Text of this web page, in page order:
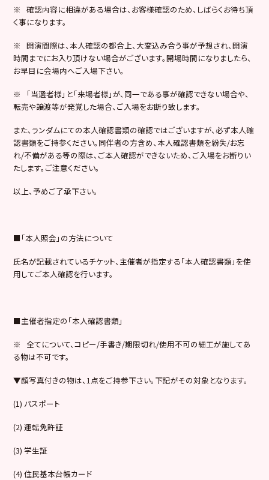
※ 確認内容に相違がある場合は、お客様確認のため、しばらくお待ち頂
く事になります。
※ 開演間際は、本人確認の都合上、大変込み合う事が予想され、開演
時間までにお入り頂けない場合がございます。開場時間になりましたら、
お早目に会場内へご入場下さい。
※ 「当選者様」と「来場者様」が、同一である事が確認できない場合や、
転売や譲渡等が発覚した場合、ご入場をお断り致します。
また、ランダムにての本人確認書類の確認ではございますが、必ず本人確
認書類をご持参ください。同伴者の方含め、本人確認書類を紛失/お忘
れ/不備がある等の際は、ご本人確認ができないため、ご入場をお断りい
たします。ご注意ください。
以上、予めご了承下さい。
■「本人照会」の方法について
氏名が記載されているチケット、主催者が指定する「本人確認書類」を使
用してご本人確認を行います。
■主催者指定の「本人確認書類」
※ 全てについて、コピー/手書き/期限切れ/使用不可の細工が施してあ
る物は不可です。
▼顔写真付きの物は、1点をご持参下さい。下記がその対象となります。
(1) パスポート
(2) 運転免許証
(3) 学生証
(4) 住民基本台帳カード